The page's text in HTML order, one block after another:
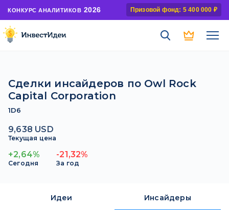
КОНКУРС АНАЛИТИКОВ 2026 Призовой фонд: 5 400 000 ₽
Сделки инсайдеров по Owl Rock
Capital Corporation
1D6
9,638 USD
Текущая цена
+2,64%
Сегодня
-21,32%
За год
Идеи Инсайдеры